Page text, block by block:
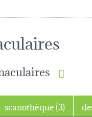
scanothèque (3)